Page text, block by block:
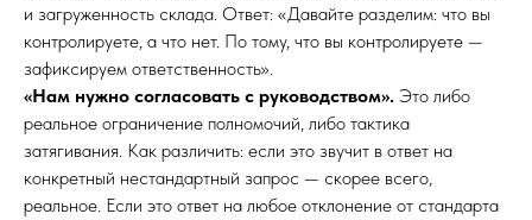
и загруженность склада. Ответ: «Давайте разделим: что вы
контролируете, а что нет. По тому, что вы контролируете —
зафиксируем ответственность».
«Нам нужно согласовать с руководством». Это либо
реальное ограничение полномочий, либо тактика
затягивания. Как различить: если это звучит в ответ на
конкретный нестандартный запрос — скорее всего,
реальное. Если это ответ на любое отклонение от стандарта